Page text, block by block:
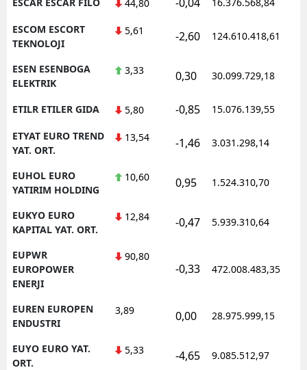
44,80
ESCOM ESCORT
TEKNOLOJI
5,61 -2,60 124.610.418,61
ESEN ESENBOGA
ELEKTRIK
3,33 0,30 30.099.729,18
ETILR ETILER GIDA 5,80 -0,85 15.076.139,55
ETYAT EURO TREND
YAT. ORT.
13,54 -1,46 3.031.298,14
EUHOL EURO
YATIRIM HOLDING
10,60 0,95 1.524.310,70
EUKYO EURO
KAPITAL YAT. ORT.
12,84 -0,47 5.939.310,64
EUPWR
EUROPOWER
ENERJI
90,80
-0,33 472.008.483,35
EUREN EUROPEN
ENDUSTRI
3,89 0,00 28.975.999,15
EUYO EURO YAT.
ORT.
5,33 -4,65 9.085.512,97